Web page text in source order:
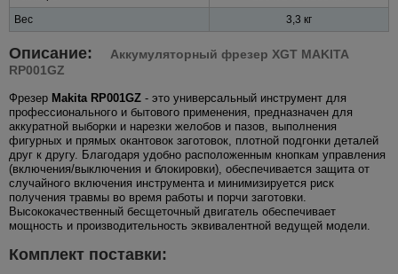
Вес
3,3 кг
Описание:
Аккумуляторный фрезер XGT MAKITA
RP001GZ
Фрезер Makita RP001GZ - это универсальный инструмент для
профессионального и бытового применения, предназначен для
аккуратной выборки и нарезки желобов и пазов, выполнения
фигурных и прямых окантовок заготовок, плотной подгонки деталей
друг к другу. Благодаря удобно расположенным кнопкам управления
(включения/выключения и блокировки), обеспечивается защита от
случайного включения инструмента и минимизируется риск
получения травмы во время работы и порчи заготовки.
Высококачественный бесщеточный двигатель обеспечивает
мощность и производительность эквивалентной ведущей модели.
Комплект поставки: